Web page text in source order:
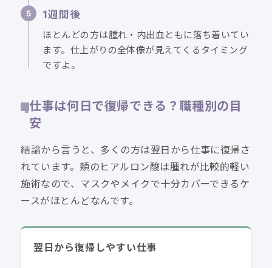
1週間後
ほとんどの方は腫れ・内出血ともに落ち着いてい
ます。仕上がりの全体像が見えてくるタイミング
ですよ。
仕事は何日で復帰できる？職種別の目
安
結論から言うと、多くの方は翌日から仕事に復帰さ
れています。頬のヒアルロン酸は腫れが比較的軽い
施術なので、マスクやメイクで十分カバーできるケ
ースがほとんどなんです。
翌日から復帰しやすい仕事